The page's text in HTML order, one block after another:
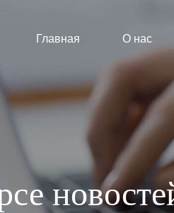
Главная О нас